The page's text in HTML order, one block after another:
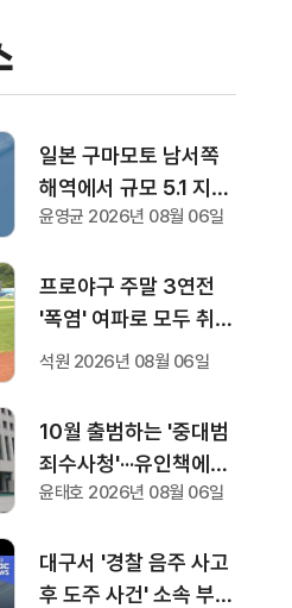
일본 구마모토 남서쪽
해역에서 규모 5.1 지진
발생
윤영균 2026년 08월 06일
프로야구 주말 3연전
'폭염' 여파로 모두 취소
···다음 주 화요일부터 오
석원 2026년 08월 06일
10월 출범하는 '중대범
죄수사청'···유인책에도
검사들 반응 '미지근'
윤태호 2026년 08월 06일
대구서 '경찰 음주 사고
후 도주 사건' 소속 부서·